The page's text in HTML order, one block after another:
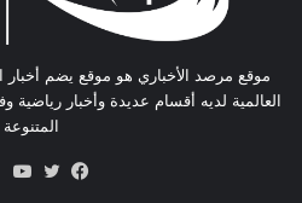
موقع مرصد الأخباري هو موقع يضم أخبار
العالمية لديه أقسام عديدة وأخبار رياضية
المتنوعة